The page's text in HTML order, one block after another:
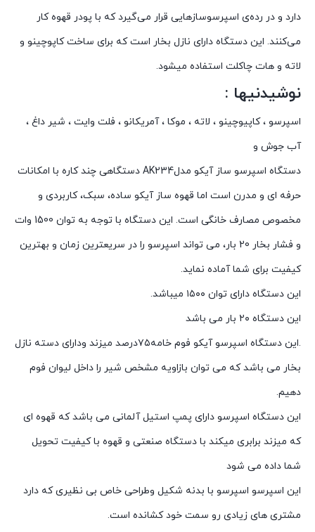
دارد و در رده‌ی اسپرسوسازهایی قرار می‌گیرد که با پودر قهوه کار
می‌کنند. این دستگاه دارای نازل بخار است که برای ساخت کاپوچینو و
لاته و هات چاکلت استفاده میشود.
نوشیدنیها :
اسپرسو ، کاپیوچینو ، لاته ، موکا ، آمریکانو ، فلت وایت ، شیر داغ ،
آب جوش و
دستگاه اسپرسو ساز آیکو مدلAK234 دستگاهی چند کاره با امکانات
حرفه ای و مدرن است اما قهوه ساز آیکو ساده، سبک، کاربردی و
مخصوص مصارف خانگی است. این دستگاه با توجه به توان 1500 وات
و فشار بخار 20 بار، می تواند اسپرسو را در سریعترین زمان و بهترین
کیفیت برای شما آماده نماید.
این دستگاه دارای توان ۱۵۰۰ میباشد.
این دستگاه ۲۰ بار می باشد
.این دستگاه اسپرسو آیکو فوم خامه۷۵درصد میزند ودارای دسته نازل
بخار می باشد که می توان بازاویه مشخص شیر را داخل لیوان فوم
دهیم.
این دستگاه اسپرسو دارای پمپ استیل آلمانی می باشد که قهوه ای
که میزند برابری میکند با دستگاه صنعتی و قهوه با کیفیت تحویل
شما داده می شود
این اسپرسو اسپرسو با بدنه شکیل وطراحی خاص بی نظیری که دارد
مشتری های زیادی رو سمت خود کشانده است.